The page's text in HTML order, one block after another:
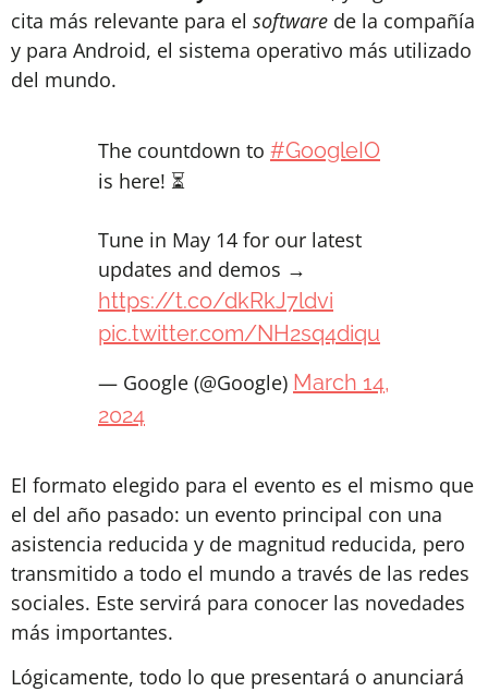
cita más relevante para el software de la compañía
y para Android, el sistema operativo más utilizado
del mundo.
The countdown to #GoogleIO
is here! ⏳
Tune in May 14 for our latest
updates and demos →
https://t.co/dkRkJ7ldvi
pic.twitter.com/NH2sq4diqu
— Google (@Google) March 14,
2024
El formato elegido para el evento es el mismo que
el del año pasado: un evento principal con una
asistencia reducida y de magnitud reducida, pero
transmitido a todo el mundo a través de las redes
sociales. Este servirá para conocer las novedades
más importantes.
Lógicamente, todo lo que presentará o anunciará